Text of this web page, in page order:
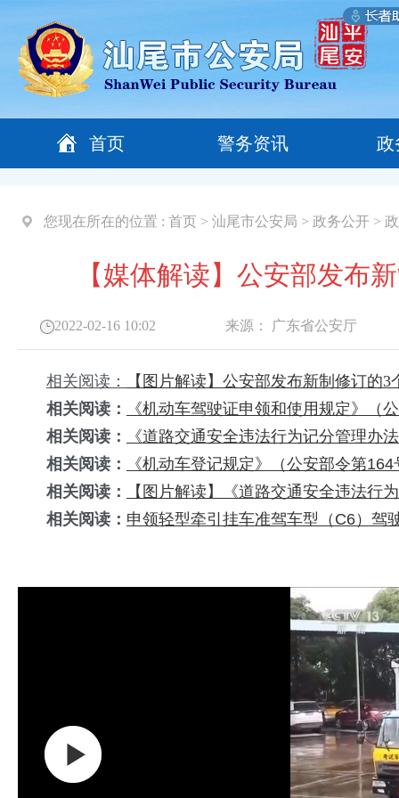
首页 警务资讯 政
您现在所在的位置 : 首页 > 汕尾市公安局 > 政务公开 >
【媒体解读】公安部发布
2022-02-16 10:02 来源： 广东省公安厅
相关阅读：
【图片解读】公安部发布新制修订的
相关阅读：
《机动车驾驶证申领和使用规定》（
相关阅读：
《道路交通安全违法行为记分管理办
相关阅读：
《机动车登记规定》（公安部令第164
相关阅读：
【图片解读】《道路交通安全违法行
相关阅读： 申领轻型牵引挂车准驾车型（C6）驾